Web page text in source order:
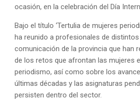
ocasión, en la celebración del Día
Bajo el título ‘Tertulia de mujeres
ha reunido a profesionales de
comunicación de la provincia que han
de los retos que afrontan las mujeres
periodismo, así como sobre los
últimas décadas y las asignaturas
persisten dentro del sector.